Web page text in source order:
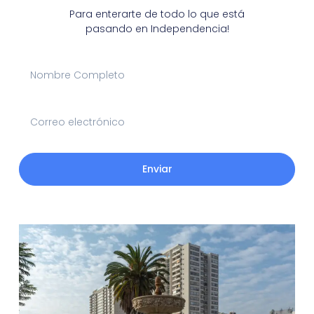
Para enterarte de todo lo que está
pasando en Independencia!
Enviar